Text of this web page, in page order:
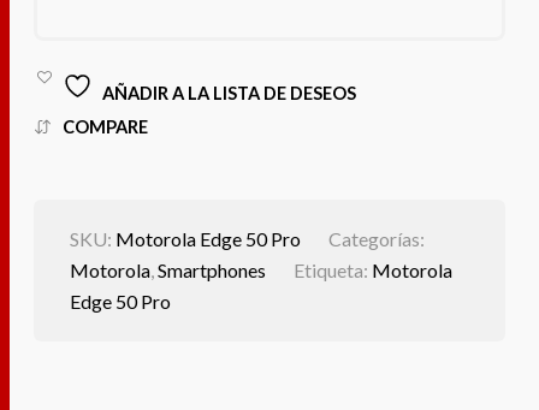
AÑADIR A LA LISTA DE DESEOS
COMPARE
SKU: Motorola Edge 50 Pro
Categorías:
Motorola,Smartphones Etiqueta: Motorola
Edge 50 Pro